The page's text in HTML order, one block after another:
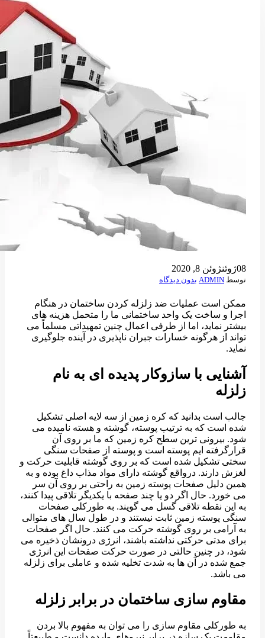
08ژوئنژوئن 8, 2020
توسط ADMIN بدون دیدگاه
ممکن است عملیات ضد زلزله کردن ساختمان در هنگام
اجرا و ساخت یک واحد ساختمانی ما را متحمل هزینه های
بیشتر نماید، اما از طرفی اعمال چنین تمهیداتی مسلماً می
تواند از هرگونه خسارات جبران ناپذیری در آینده جلوگیری
نماید.
آشنایی با سازوکار پدیده ای به نام
زلزله
جالب است بدانید که کره زمین از سه لایه اصلی تشکیل
شده است که به ترتیب پوسته، گوشته و هسته نامیده می
شود. بیرونی ترین سطح کره زمین که ما بر روی آن
قرارگرفته ایم پوسته است و پوسته از صفحات سنگی
سختی تشکیل شده است که بر روی گوشته قابلیت حرکت و
لغزش دارند. درواقع گوشته دارای مواد مذاب داغ بوده و به
همین دلیل صفحات پوسته زمین به راحتی بر روی آن سر
می خورد. حال اگر دو یا چند صفحه با یکدیگر تلاقی پیدا کنند،
به این نقطه تلاقی گسل می گویند. به طورکلی صفحات
سنگی پوسته زمین ثابت نیستند و در طول سال های متوالی
به آرامی بر روی گوشته حرکت می کنند. حال اگر صفحات
برای مدتی حرکتی نداشته باشند، انرژی درونشان ذخیره می
شود، در چنین حالتی در صورت حرکت صفحات این انرژی
جمع شده در آن ها به شدت تخلیه شده و عاملی برای زلزله
می باشد.
مقاوم سازی ساختمان در برابر زلزله
به طورکلی مقاوم سازی را می توان به مفهوم بالا بردن